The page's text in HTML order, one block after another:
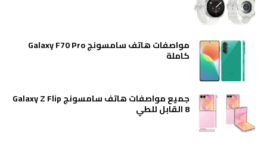
مواصفات هاتف سامسونج Galaxy F70 Pro
كاملة
جميع مواصفات هاتف سامسونج Galaxy Z Flip
8 القابل للطي